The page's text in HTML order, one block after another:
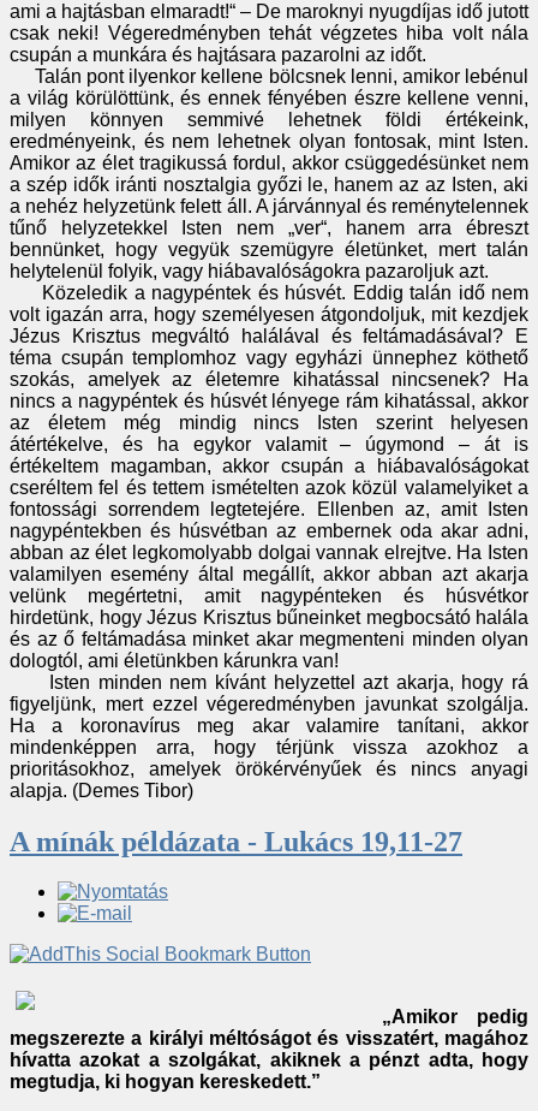
ami a hajtásban elmaradt!“ – De maroknyi nyugdíjas idő jutott
csak neki! Végeredményben tehát végzetes hiba volt nála
csupán a munkára és hajtásara pazarolni az időt.
Talán pont ilyenkor kellene bölcsnek lenni, amikor lebénul
a világ körülöttünk, és ennek fényében észre kellene venni,
milyen könnyen semmivé lehetnek földi értékeink,
eredményeink, és nem lehetnek olyan fontosak, mint Isten.
Amikor az élet tragikussá fordul, akkor csüggedésünket nem
a szép idők iránti nosztalgia győzi le, hanem az az Isten, aki
a nehéz helyzetünk felett áll. A járvánnyal és reménytelennek
tűnő helyzetekkel Isten nem „ver“, hanem arra ébreszt
bennünket, hogy vegyük szemügyre életünket, mert talán
helytelenül folyik, vagy hiábavalóságokra pazaroljuk azt.
Közeledik a nagypéntek és húsvét. Eddig talán idő nem
volt igazán arra, hogy személyesen átgondoljuk, mit kezdjek
Jézus Krisztus megváltó halálával és feltámadásával? E
téma csupán templomhoz vagy egyházi ünnephez köthető
szokás, amelyek az életemre kihatással nincsenek? Ha
nincs a nagypéntek és húsvét lényege rám kihatással, akkor
az életem még mindig nincs Isten szerint helyesen
átértékelve, és ha egykor valamit – úgymond – át is
értékeltem magamban, akkor csupán a hiábavalóságokat
cseréltem fel és tettem ismételten azok közül valamelyiket a
fontossági sorrendem legtetejére. Ellenben az, amit Isten
nagypéntekben és húsvétban az embernek oda akar adni,
abban az élet legkomolyabb dolgai vannak elrejtve. Ha Isten
valamilyen esemény által megállít, akkor abban azt akarja
velünk megértetni, amit nagypénteken és húsvétkor
hirdetünk, hogy Jézus Krisztus bűneinket megbocsátó halála
és az ő feltámadása minket akar megmenteni minden olyan
dologtól, ami életünkben kárunkra van!
Isten minden nem kívánt helyzettel azt akarja, hogy rá
figyeljünk, mert ezzel végeredményben javunkat szolgálja.
Ha a koronavírus meg akar valamire tanítani, akkor
mindenképpen arra, hogy térjünk vissza azokhoz a
prioritásokhoz, amelyek örökérvényűek és nincs anyagi
alapja. (Demes Tibor)
A mínák példázata - Lukács 19,11-27
„Amikor pedig
megszerezte a királyi méltóságot és visszatért, magához
hívatta azokat a szolgákat, akiknek a pénzt adta, hogy
megtudja, ki hogyan kereskedett.”